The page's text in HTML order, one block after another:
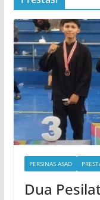
PERSINAS ASAD
Dua